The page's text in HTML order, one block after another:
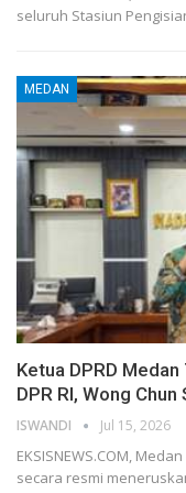
seluruh Stasiun
MEDAN
Ketua DPRD
DPR RI, Wong
ISWANDI Jul 15, 2026
EKSISNEWS.COM,
secara resmi